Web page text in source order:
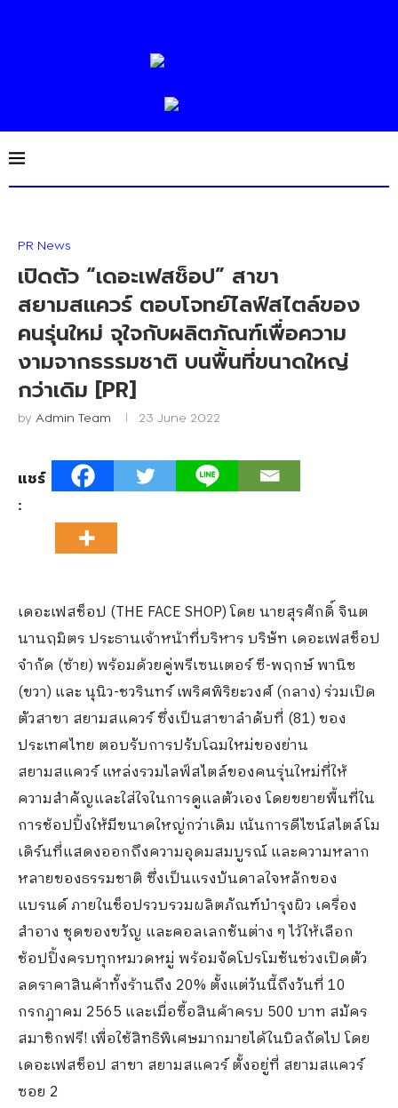
PR News
เปิดตัว “เดอะเฟสช็อป” สาขา
สยามสแควร์ ตอบโจทย์ไลฟ์สไตล์ของ
คนรุ่นใหม่ จุใจกับผลิตภัณฑ์เพื่อความ
งามจากธรรมชาติ บนพื้นที่ขนาดใหญ่
กว่าเดิม [PR]
by Admin Team 23 June 2022
แชร์
:
เดอะเฟสช็อป (THE FACE SHOP) โดย นายสุรศักดิ์ จินต
นานฤมิตร ประธานเจ้าหน้าที่บริหาร บริษัท เดอะเฟสช็อป
จำกัด (ซ้าย) พร้อมด้วยคู่พรีเซนเตอร์ ซี-พฤกษ์ พานิช
(ขวา) และ นุนิว-ชวรินทร์ เพริศพิริยะวงศ์ (กลาง) ร่วมเปิด
ตัวสาขา สยามสแควร์ ซึ่งเป็นสาขาลำดับที่ (81) ของ
ประเทศไทย ตอบรับการปรับโฉมใหม่ของย่าน
สยามสแควร์ แหล่งรวมไลฟ์สไตล์ของคนรุ่นใหม่ที่ให้
ความสำคัญและใส่ใจในการดูแลตัวเอง โดยขยายพื้นที่ใน
การช้อปปิ้งให้มีขนาดใหญ่กว่าเดิม เน้นการดีไซน์สไตล์โม
เดิร์นที่แสดงออกถึงความอุดมสมบูรณ์ และความหลาก
หลายของธรรมชาติ ซึ่งเป็นแรงบันดาลใจหลักของ
แบรนด์ ภายในช็อปรวบรวมผลิตภัณฑ์บำรุงผิว เครื่อง
สำอาง ชุดของขวัญ และคอลเลกชันต่าง ๆ ไว้ให้เลือก
ช้อปปิ้งครบทุกหมวดหมู่ พร้อมจัดโปรโมชันช่วงเปิดตัว
ลดราคาสินค้าทั้งร้านถึง 20% ตั้งแต่วันนี้ถึงวันที่ 10
กรกฎาคม 2565 และเมื่อซื้อสินค้าครบ 500 บาท สมัคร
สมาชิกฟรี! เพื่อใช้สิทธิพิเศษมากมายได้ในบิลถัดไป โดย
เดอะเฟสช็อป สาขา สยามสแควร์ ตั้งอยู่ที่ สยามสแควร์
ซอย 2